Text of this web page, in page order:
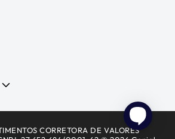
CORRETORA DE VALORES